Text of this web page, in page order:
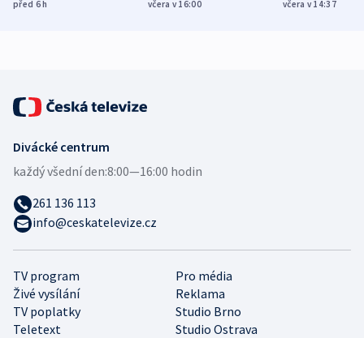
před 6h včera v 16:00 včera v 14:37
TV program
Pro média
Živé vysílání
Reklama
TV poplatky
Studio Brno
Teletext
Studio Ostrava
Divácké centrum
každý všední den:8:00—16:00 hodin
261 136 113
info@ceskatelevize.cz